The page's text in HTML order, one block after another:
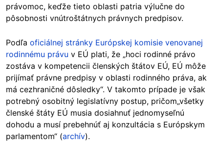
právomoc, keďže tieto oblasti patria výlučne do
pôsobnosti vnútroštátnych právnych predpisov.
Podľa oficiálnej stránky Európskej komisie venovanej
rodinnému právu v EÚ plati, že „hoci rodinné právo
zostáva v kompetencii členských štátov EÚ, EÚ môže
prijímať právne predpisy v oblasti rodinného práva, ak
má cezhraničné dôsledky“. V takomto prípade je však
potrebný osobitný legislatívny postup, pričom„všetky
členské štáty EÚ musia dosiahnuť jednomyseľnú
dohodu a musí prebehnúť aj konzultácia s Európskym
parlamentom“ (archív).